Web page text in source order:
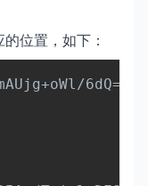
位置，如下：
6dQ==)
Copy